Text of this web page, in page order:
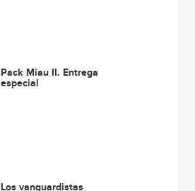
Pack Miau II. Entrega
especial
Los vanguardistas